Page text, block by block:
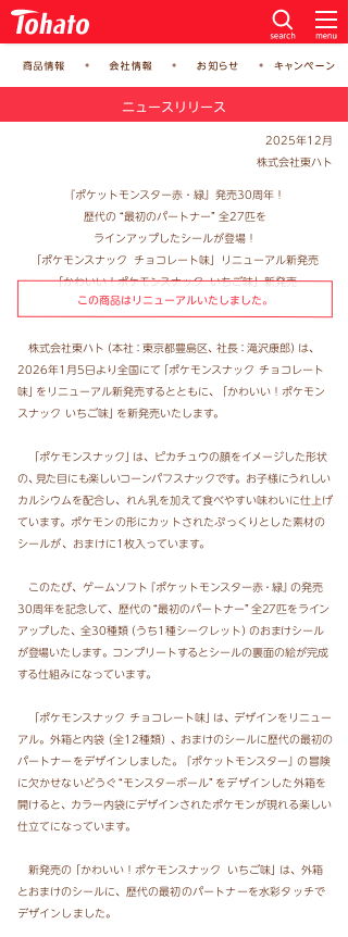
ニュースリリース
2025年12月
株式会社東ハト
『ポケットモンスター赤・緑』発売30周年！
歴代の “最初のパートナー” 全27匹を
ラインアップしたシールが登場！
「ポケモンスナック チョコレート味」リニューアル新発売
「かわいい！ポケモンスナックいちご味」新発売
この商品はリニューアルいたしました。
株式会社東ハ ト（本社： 東京都豊島区、 社長： 滝沢康郎） は、
2026年1月5日より全国にて「ポケモンスナック チョコレート
味」 をリニューアル新発売するとともに、 「かわいい！ポケモン
スナック いちご味」 を新発売いたします。
「ポケモンスナック は、ピカチュウの顔をイメージした形状
の、 見た目にも楽しいコーンパフスナックです。お子様にうれしい
カルシウムを配合し、れん乳を加えて食べやすい味わいに仕上げ
ています。 ポケモンの形にカットされたぷっくりとした素材の
シールが、おまけに1枚入っています。
このたび、ゲームソフ ト『ポケットモンスター赤・ 緑』 の発売
30周年を記念して、歴代の“最初のパートナー”全27匹をライン
アップした、 全30種類（うち1種シークレット） のおまけシール
が登場いたします。 コンプリートするとシールの裏面の絵が完成
する仕組みになっています。
「ポケモンスナック チョコレート味」 は、 デザインをリニュー
アル。外箱と内袋（全12種類）、 おまけのシールに歴代の最初の
パートナーをデザインしました。 『ポケットモンスター 』の冒険
に欠かせないどうぐ“モンスターボール” をデザインした外箱を
開けると、 カラー内袋にデザインされたポケモンが現れる楽しい
仕立てになっています。
新発売の「かわいい！ポケモンスナック いちご味」 は、外箱
とおまけのシールに、 歴代の最初のパートナーを水彩タッチで
デザインしました。